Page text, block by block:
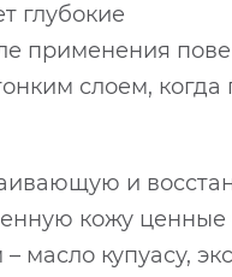
глубокие
применения
слоем, когда
и
кожу
купуасу,